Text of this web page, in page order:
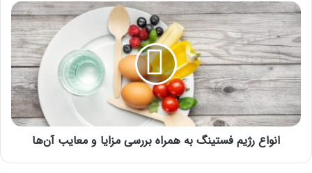
انواع
رژیم
فستینگ
به
همراه
بررسی
مزایا
و
معایب
انواع رژیم فستینگ به همراه بررسی مزایا و معایب آن‌ها